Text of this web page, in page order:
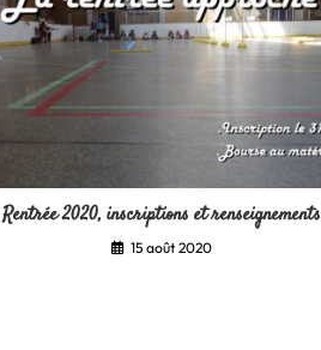
Rentrée 2020, inscriptions et renseignements
15 août 2020